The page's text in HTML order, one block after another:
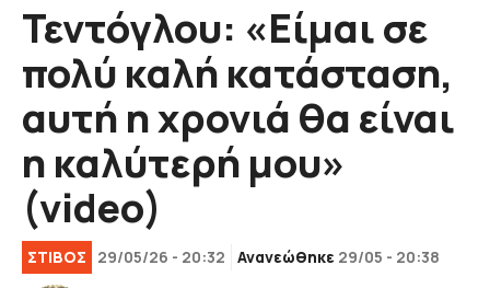
Τεντόγλου: «Είμαι σε
πολύ καλή κατάσταση,
αυτή η χρονιά θα είναι
η καλύτερή μου»
(video)
ΣΤΙΒΟΣ 29/05/26 - 20:32 Ανανεώθηκε 29/05 - 20:38